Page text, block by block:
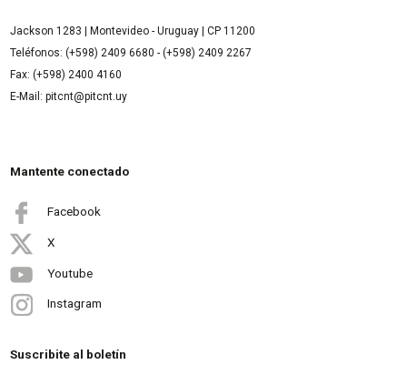
Jackson 1283 | Montevideo - Uruguay | CP 11200
Teléfonos: (+598) 2409 6680 - (+598) 2409 2267
Fax: (+598) 2400 4160
E-Mail: pitcnt@pitcnt.uy
Mantente conectado
Facebook
X
Youtube
Instagram
Suscribite al boletín